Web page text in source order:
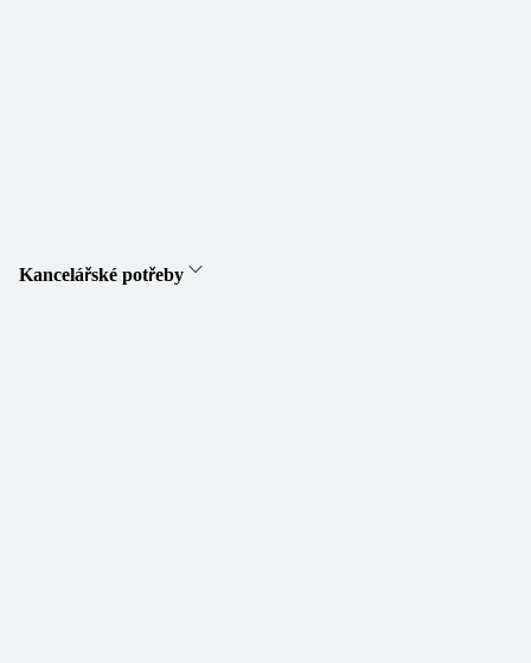
Kancelářské potřeby